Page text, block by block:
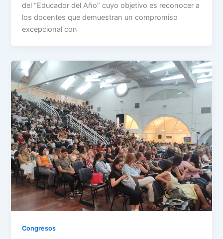
del “Educador del Año” cuyo objetivo es reconocer a
los docentes que demuestran un compromiso
excepcional con
Congresos